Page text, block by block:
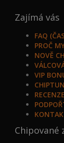
Zajímá vás
FAQ
PROČ
NOVĚ
VIP
Chipované